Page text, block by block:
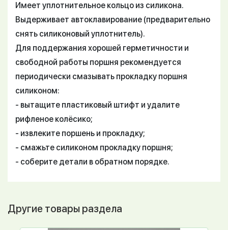
Имеет уплотнительное кольцо из силикона.
Выдерживает автоклавирование (предварительно
снять силиконовый уплотнитель).
Для поддержания хорошей герметичности и
свободной работы поршня рекомендуется
периодически смазывать прокладку поршня
силиконом:
- вытащите пластиковый штифт и удалите
рифленое колёсико;
- извлеките поршень и прокладку;
- смажьте силиконом прокладку поршня;
- соберите детали в обратном порядке.
Другие товары раздела